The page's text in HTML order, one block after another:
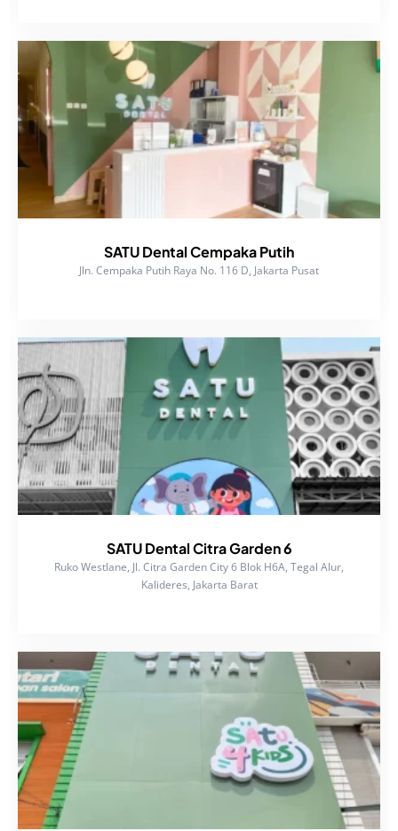
SATU Dental Cempaka Putih
Jln. Cempaka Putih Raya No. 116 D, Jakarta Pusat
SATU Dental Citra Garden 6
Ruko Westlane, Jl. Citra Garden City 6 Blok H6A, Tegal Alur,
Kalideres, Jakarta Barat